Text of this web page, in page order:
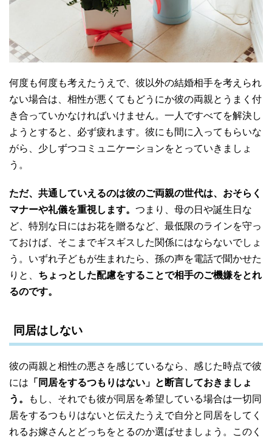
何度も何度も考えたうえで、彼以外の結婚相手を考えられ
ない場合は、相性が悪くてもどうにか彼の両親とうまく付
き合っていかなければいけません。一人ですべてを解決し
ようとすると、必ず疲れます。彼にも間に入ってもらいな
がら、少しずつコミュニケーションをとっていきましょ
う。
ただ、共通していえるのは彼のご両親の世代は、おそらく
マナーや礼儀を重視します。 つまり、母の日や誕生日な
ど、特別な日にはお花を贈るなど、最低限のラインを守っ
ておけば、そこまでギスギスした関係にはならないでしょ
う。いずれ子どもが生まれたら、孫の声を電話で聞かせた
りと、 ちょっとした配慮をすることで相手のご機嫌をとれ
るのです。
同居はしない
彼の両親と相性の悪さを感じているなら、感じた時点で彼
には 「同居をするつもりはない」と断言しておきましょ
う。
もし、それでも彼が同居を希望している場合は一切同
居をするつもりはないと伝えたうえで自分と同居をしてく
れるお嫁さんとどっちをとるのか選ばせましょう。このく